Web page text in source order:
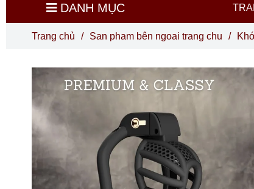
DANH MỤC
Trang chủ / San pham bên ngoai trang chu /